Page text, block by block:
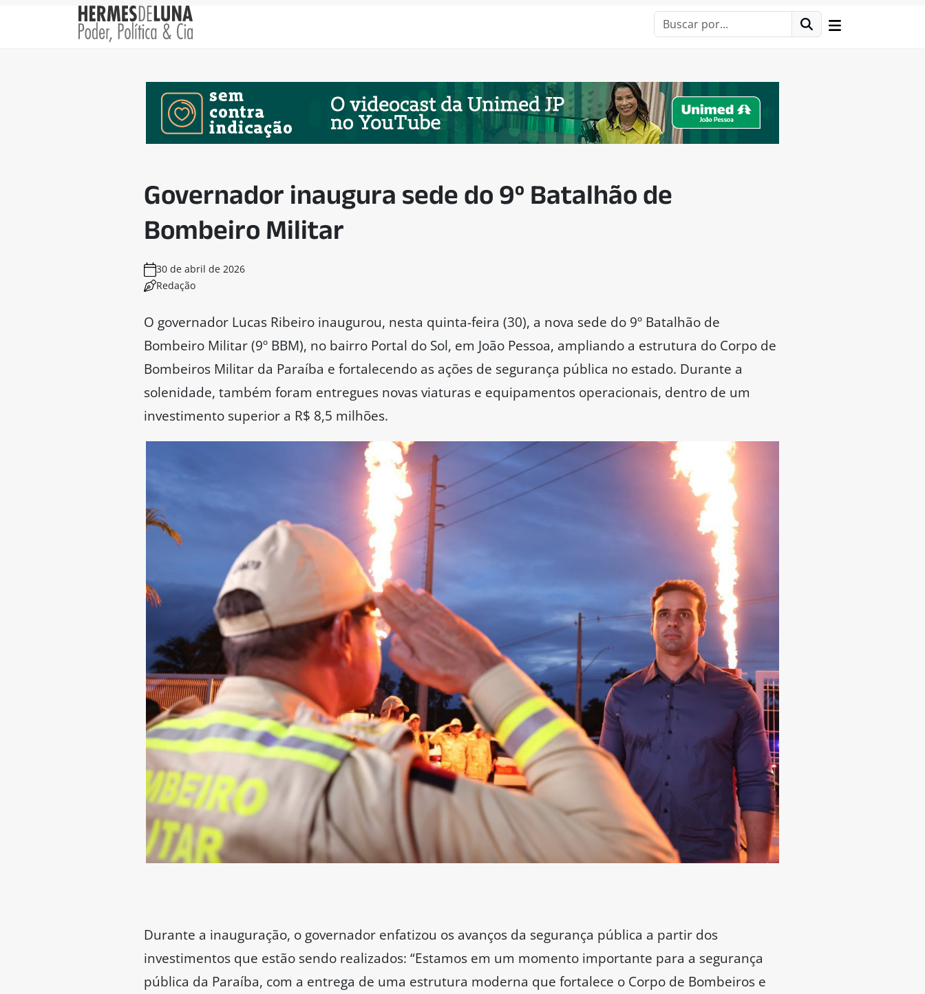
Governador inaugura sede do 9º Batalhão de
Bombeiro Militar
30 de abril de 2026
Redação
O governador Lucas Ribeiro inaugurou, nesta quinta-feira (30), a nova sede do 9º Batalhão de
Bombeiro Militar (9º BBM), no bairro Portal do Sol, em João Pessoa, ampliando a estrutura do Corpo de
Bombeiros Militar da Paraíba e fortalecendo as ações de segurança pública no estado. Durante a
solenidade, também foram entregues novas viaturas e equipamentos operacionais, dentro de um
investimento superior a R$ 8,5 milhões.
Durante a inauguração, o governador enfatizou os avanços da segurança pública a partir dos
investimentos que estão sendo realizados: “Estamos em um momento importante para a segurança
pública da Paraíba, com a entrega de uma estrutura moderna que fortalece o Corpo de Bombeiros e